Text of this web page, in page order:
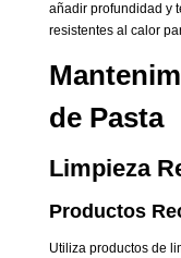
añadir profundidad y
resistentes al calor
de Pasta
Limpieza
Productos
Utiliza productos de